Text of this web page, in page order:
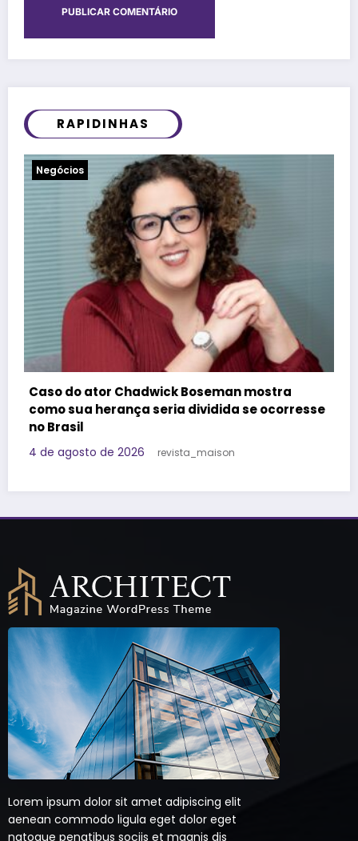
RAPIDINHAS
Notícias
do Programa Roda de Negócios
29 de julho de 2026
Lorem ipsum dolor sit amet adipiscing elit
natoque penatibus sociis et magnis dis
parturient montes quam felis